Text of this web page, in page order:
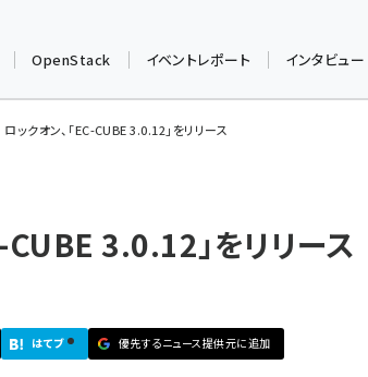
OpenStack イベントレポート インタビュー
ロックオン、「EC-CUBE 3.0.12」をリリース
CUBE 3.0.12」をリリース
はてブ 優先するニュース提供元に追加